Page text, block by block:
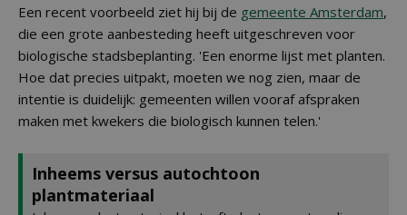
Een recent voorbeeld ziet hij bij de gemeente Amsterdam,
die een grote aanbesteding heeft uitgeschreven voor
biologische stadsbeplanting. 'Een enorme lijst met planten.
Hoe dat precies uitpakt, moeten we nog zien, maar de
intentie is duidelijk: gemeenten willen vooraf afspraken
maken met kwekers die biologisch kunnen telen.'
Inheems versus autochtoon
plantmateriaal